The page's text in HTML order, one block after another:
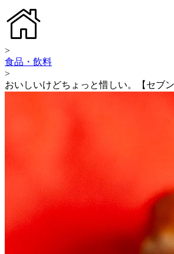
>
食品・飲料
>
おいしいけどちょっと惜しい。【セブ